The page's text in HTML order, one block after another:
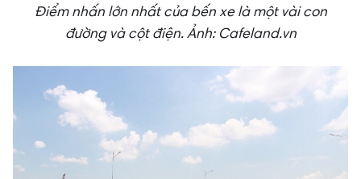
Điểm nhấn lớn nhất của bến xe là một vài con
đường và cột điện.Ảnh: Cafeland.vn